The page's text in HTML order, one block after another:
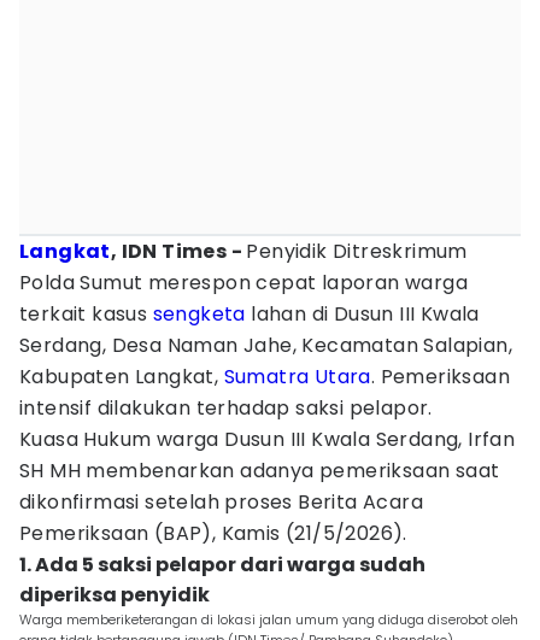
Langkat, IDN Times - Penyidik Ditreskrimum
Polda Sumut merespon cepat laporan warga
terkait kasus sengketa lahan di Dusun III Kwala
Serdang, Desa Naman Jahe, Kecamatan Salapian,
Kabupaten Langkat, Sumatra Utara. Pemeriksaan
intensif dilakukan terhadap saksi pelapor.
Kuasa Hukum warga Dusun III Kwala Serdang, Irfan
SH MH membenarkan adanya pemeriksaan saat
dikonfirmasi setelah proses Berita Acara
Pemeriksaan (BAP), Kamis (21/5/2026).
1. Ada 5 saksi pelapor dari warga sudah
diperiksa penyidik
Warga memberiketerangan di lokasi jalan umum yang diduga diserobot oleh